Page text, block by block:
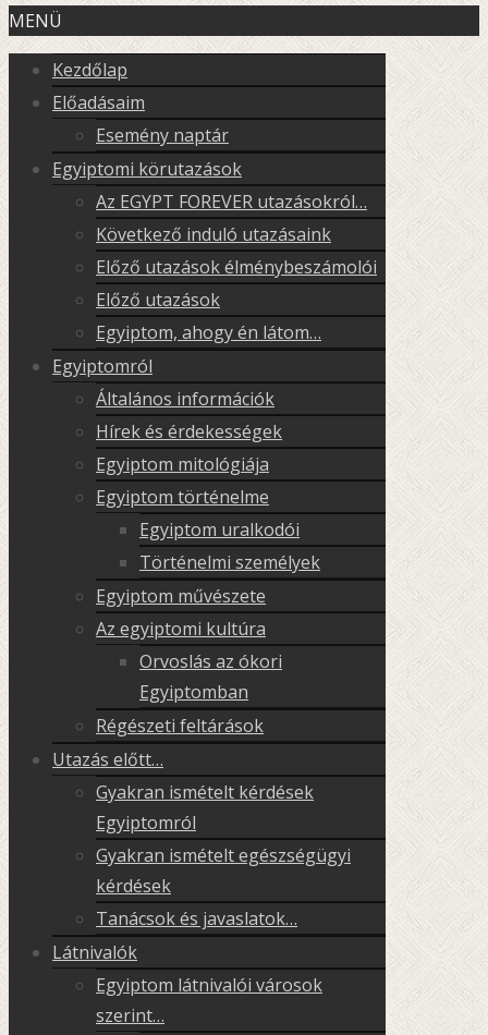
MENÜ
Kezdőlap
Előadásaim
Esemény naptár
Egyiptomi körutazások
Az EGYPT FOREVER utazásokról…
Következő induló utazásaink
Előző utazások élménybeszámolói
Előző utazások
Egyiptom, ahogy én látom…
Egyiptomról
Általános információk
Hírek és érdekességek
Egyiptom mitológiája
Egyiptom történelme
Egyiptom uralkodói
Történelmi személyek
Egyiptom művészete
Az egyiptomi kultúra
Orvoslás az ókori
Egyiptomban
Régészeti feltárások
Utazás előtt…
Gyakran ismételt kérdések
Egyiptomról
Gyakran ismételt egészségügyi
kérdések
Tanácsok és javaslatok…
Látnivalók
Egyiptom látnivalói városok
szerint…